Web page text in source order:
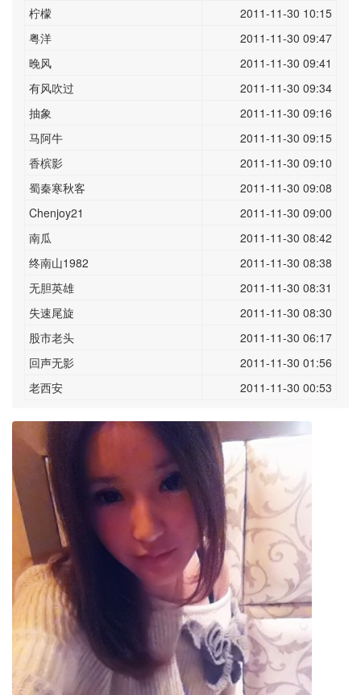
柠檬
2011-11-30 10:15
粤洋
2011-11-30 09:47
晚风
2011-11-30 09:41
有风吹过
2011-11-30 09:34
抽象
2011-11-30 09:16
马阿牛
2011-11-30 09:15
香槟影
2011-11-30 09:10
蜀秦寒秋客
2011-11-30 09:08
Chenjoy21
2011-11-30 09:00
南瓜
2011-11-30 08:42
终南山1982
2011-11-30 08:38
无胆英雄
2011-11-30 08:31
失速尾旋
2011-11-30 08:30
股市老头
2011-11-30 06:17
回声无影
2011-11-30 01:56
老西安
2011-11-30 00:53